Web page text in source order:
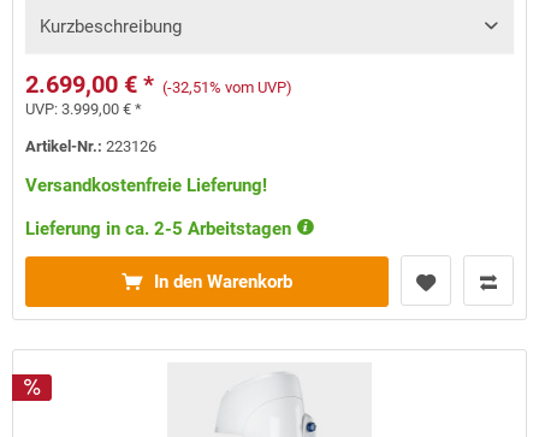
Kurzbeschreibung
2.699,00 € * (-32,51% vom UVP)
UVP:3.999,00 € *
Artikel-Nr.:223126
Versandkostenfreie Lieferung!
Lieferung in ca. 2-5 Arbeitstagen
In den Warenkorb